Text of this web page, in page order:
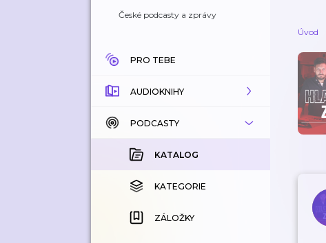
České podcasty a zprávy
PRO TEBE
AUDIOKNIHY
KATALOG
KOUPENÉ
KATEGORIE
ZÁLOŽKY
PODCASTY
KATALOG
KATEGORIE
ZÁLOŽKY
Úvod